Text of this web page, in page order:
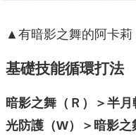
▲有暗影之舞的阿卡莉
基礎技能循環打法
暗影之舞（Ｒ）＞半
光防護（W）＞暗影